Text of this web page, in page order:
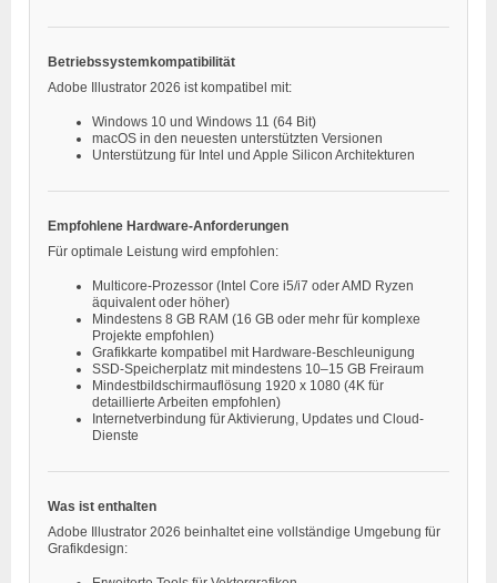
Betriebssystemkompatibilität
Adobe Illustrator 2026 ist kompatibel mit:
Windows 10 und Windows 11 (64 Bit)
macOS in den neuesten unterstützten Versionen
Unterstützung für Intel und Apple Silicon Architekturen
Empfohlene Hardware-Anforderungen
Für optimale Leistung wird empfohlen:
Multicore-Prozessor (Intel Core i5/i7 oder AMD Ryzen
äquivalent oder höher)
Mindestens 8 GB RAM (16 GB oder mehr für komplexe
Projekte empfohlen)
Grafikkarte kompatibel mit Hardware-Beschleunigung
SSD-Speicherplatz mit mindestens 10–15 GB Freiraum
Mindestbildschirmauflösung 1920 x 1080 (4K für
detaillierte Arbeiten empfohlen)
Internetverbindung für Aktivierung, Updates und Cloud-
Dienste
Was ist enthalten
Adobe Illustrator 2026 beinhaltet eine vollständige Umgebung für
Grafikdesign: